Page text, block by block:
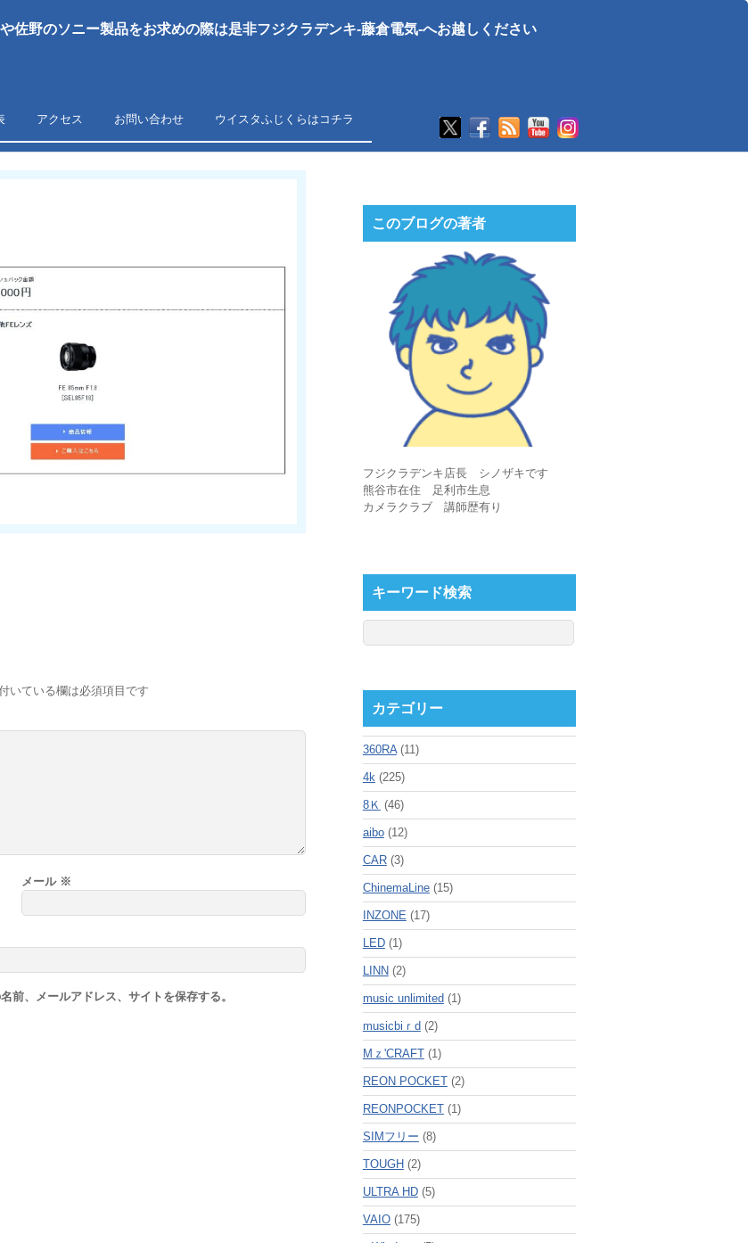
佐野のソニー製品をお求めの際は是非フジクラデンキ-藤倉電気-へお越しください
アクセス お問い合わせ ウイスタふじくらはコチラ
いている欄は必須項目です
メール ※
前、メールアドレス、サイトを保存する。
このブログの著者
フジクラデンキ店長 シノザキです
熊谷市在住 足利市生息
カメラクラブ 講師歴有り
キーワード検索
カテゴリー
360RA(11)
4k (225)
8Ｋ (46)
aibo(12)
CAR(3)
ChinemaLine(15)
INZONE (17)
LED(1)
LINN (2)
music unlimited (1)
musicbiｒd (2)
Mｚ'CRAFT(1)
REON POCKET(2)
REONPOCKET(1)
SIMフリー (8)
TOUGH (2)
ULTRA HD(5)
VAIO(175)